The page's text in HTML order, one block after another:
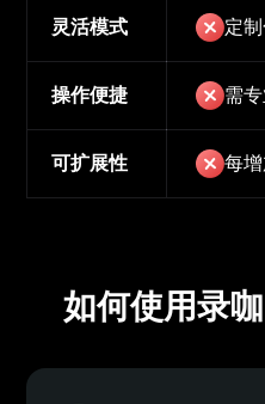
灵活模式 定
操作便捷 需
可扩展性 每
如何使用录咖